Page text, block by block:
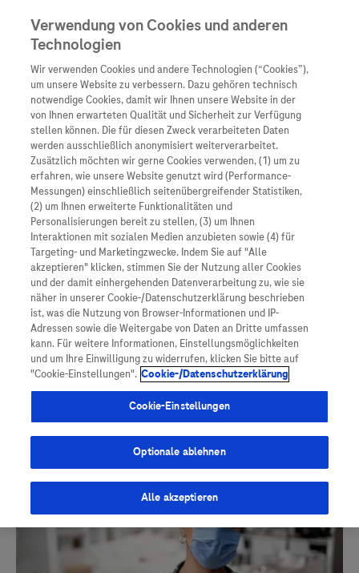
Unternehmen
Übersicht
Wer wir sind
Was uns antreibt
Unsere Standorte
Roche Stories
Events
Podcast
Innovation
Übersicht
Forschung
Personalisierte
Digitalisierung
Blog Zukunftslabor
Übersicht
Unser Service für
Informationen zu
Diagnostik ist
Klinische Studien
Arzneimittel
Übersicht
Arzneimittel A-Z
Roche Pipeline
Roche Fachportal
Vigilanz-Training
Diagnostik
Kontakt
Presse
Karriere
Die Roche Laborforen bieten Ihnen seit über 20 Jahren
eine Plattform für medizinischen, wissenschaftlichen
und praktischen Austausch rund um die
(Labor-)diagnostik. Informieren Sie sich über neueste
Trends, Forschungsergebnisse und innovative
Technologien rund ums Labor.
Dabei erwartet Sie ein Mix aus spannenden Vorträgen,
interaktiven Diskussionsrunden und reichlich
Gelegenheit zum Netzwerken.
Verwendung von Cookies und anderen
Technologien
Wir verwenden Cookies und andere Technologien (“Cookies”),
um unsere Website zu verbessern. Dazu gehören technisch
notwendige Cookies, damit wir Ihnen unsere Website in der
von Ihnen erwarteten Qualität und Sicherheit zur Verfügung
stellen können. Die für diesen Zweck verarbeiteten Daten
werden ausschließlich anonymisiert weiterverarbeitet.
Zusätzlich möchten wir gerne Cookies verwenden, (1) um zu
erfahren, wie unsere Website genutzt wird (Performance-
Messungen) einschließlich seitenübergreifender Statistiken,
(2) um Ihnen erweiterte Funktionalitäten und
Personalisierungen bereit zu stellen, (3) um Ihnen
Interaktionen mit sozialen Medien anzubieten sowie (4) für
Targeting- und Marketingzwecke. Indem Sie auf "Alle
akzeptieren" klicken, stimmen Sie der Nutzung aller Cookies
und der damit einhergehenden Datenverarbeitung zu, wie sie
näher in unserer Cookie-/Datenschutzerklärung beschrieben
ist, was die Nutzung von Browser-Informationen und IP-
Adressen sowie die Weitergabe von Daten an Dritte umfassen
kann. Für weitere Informationen, Einstellungsmöglichkeiten
und um Ihre Einwilligung zu widerrufen, klicken Sie bitte auf
"Cookie-Einstellungen". Cookie-/Datenschutzerklärung
Cookie-Einstellungen
Optionale ablehnen
Alle akzeptieren